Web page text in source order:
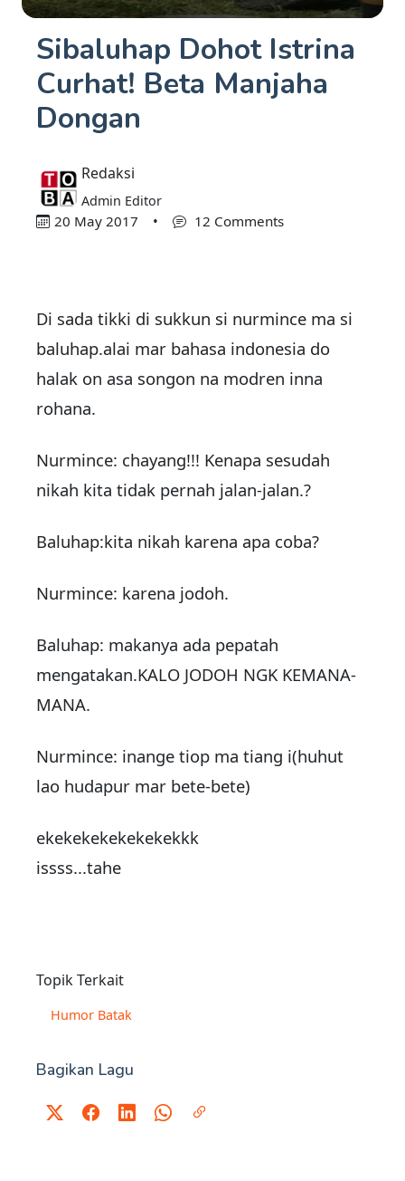
Sibaluhap Dohot Istrina
Curhat! Beta Manjaha
Dongan
Redaksi
Admin Editor
20 May 2017 • 12 Comments
Di sada tikki di sukkun si nurmince ma si
baluhap.alai mar bahasa indonesia do
halak on asa songon na modren inna
rohana.
Nurmince: chayang!!! Kenapa sesudah
nikah kita tidak pernah jalan-jalan.?
Baluhap:kita nikah karena apa coba?
Nurmince: karena jodoh.
Baluhap: makanya ada pepatah
mengatakan.KALO JODOH NGK KEMANA-
MANA.
Nurmince: inange tiop ma tiang i(huhut
lao hudapur mar bete-bete)
ekekekekekekekekkk
issss...tahe
Topik Terkait
Humor Batak
Bagikan Lagu